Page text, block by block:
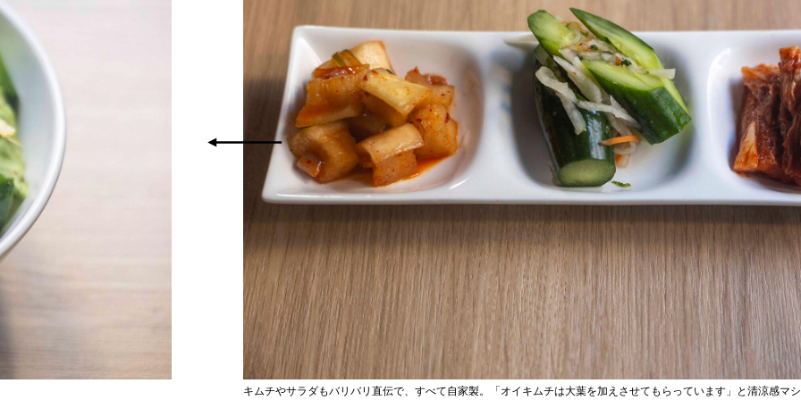
キムチやサラダもバリバリ直伝で、すべて自家製。「オイキムチは大葉を加えさせてもらっています」と清涼感マ